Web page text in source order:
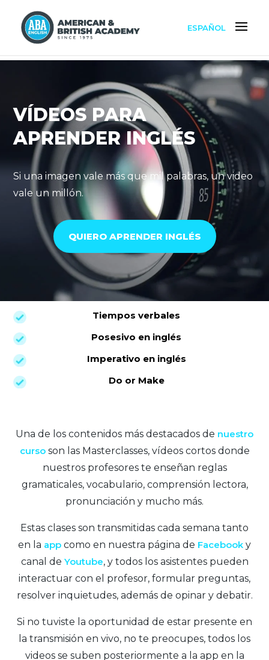
ESPAÑOL
VÍDEOS PARA
APRENDER INGLÉS
Si una imagen vale más que mil palabras, un video
vale un millón.
QUIERO APRENDER INGLÉS
Tiempos verbales
Posesivo en inglés
Imperativo en inglés
Do or Make
Una de los contenidos más destacados de nuestro
cursoson las Masterclasses, vídeos cortos donde
nuestros profesores te enseñan reglas
gramaticales, vocabulario, comprensión lectora,
pronunciación y mucho más.
Estas clases son transmitidas cada semana tanto
en la app como en nuestra página de Facebook y
canal de Youtube, y todos los asistentes pueden
interactuar con el profesor, formular preguntas,
resolver inquietudes, además de opinar y debatir.
Si no tuviste la oportunidad de estar presente en
la transmisión en vivo, no te preocupes, todos los
videos se suben posteriormente a la app en la